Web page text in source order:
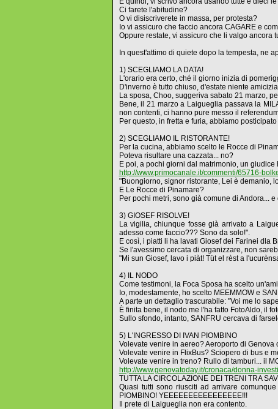
Ci farete l'abitudine?
O vi disiscriverete in massa, per protesta?
Io vi assicuro che faccio ancora CAGARE e
Oppure restate, vi assicuro che li valgo ancora
In quest'attimo di quiete dopo la tempesta, ne
1) SCEGLIAMO LA DATA!
L'orario era certo, ché il giorno inizia di
D'inverno è tutto chiuso, d'estate niente
La sposa, Choo, suggeriva sabato 21 marzo,
Bene, il 21 marzo a Laigueglia passava la
non contenti, ci hanno pure messo il
Per questo, in fretta e furia, abbiamo
2) SCEGLIAMO IL RISTORANTE!
Per la cucina, abbiamo scelto le Rocce di
Poteva risultare una cazzata... no?
E poi, a pochi giorni dal matrimonio, un
http://www.primocanale.it/commenti/65716-
"Buongiorno, signor ristorante, Lei è demanio,
E Le Rocce di Pinamare?
Per pochi metri, sono già comune di Andora...
3) GIOSEF RISOLVE!
La vigilia, chiunque fosse già arrivato a
adesso come faccio??? Sono da solo!".
E così, i piatti li ha lavati Giosef dei Farinei dla
Se l'avessimo cercata di organizzare, non
"Mi sun Giosef, lavo i piàt! Tüt el rèst a
4) IL NODO
Come testimoni, la Foca Sposa ha scelto
Io, modestamente, ho scelto MEEMMOW e
A parte un dettaglio trascurabile: "Voi me lo
È finita bene, il nodo me l'ha fatto FotoAldo, il
Sullo sfondo, intanto, SANFRU cercava di
5) L'INGRESSO DI IVAN PIOMBINO
Volevate venire in aereo? Aeroporto di Genova
Volevate venire in FlixBus? Sciopero di bus e
Volevate venire in treno? Rullo di tamburi... il
http://www.genovatoday.it/cronaca/donna-
TUTTA LA CIRCOLAZIONE DEI TRENI TRA
Quasi tutti sono riusciti ad arrivare
PIOMBINO! YEEEEEEEEEEEEEEEE!!!
Il prete di Laigueglia non era contento.